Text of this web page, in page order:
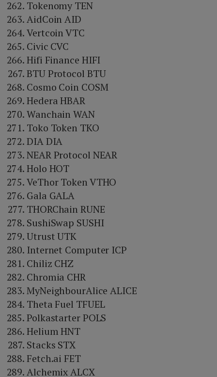
Tokenomy TEN
AidCoin AID
Vertcoin VTC
Civic CVC
Hifi Finance HIFI
BTU Protocol BTU
Cosmo Coin COSM
Hedera HBAR
Wanchain WAN
Toko Token TKO
DIA DIA
NEAR Protocol NEAR
Holo HOT
VeThor Token VTHO
Gala GALA
THORChain RUNE
SushiSwap SUSHI
Utrust UTK
Internet Computer ICP
Chiliz CHZ
Chromia CHR
MyNeighbourAlice ALICE
Theta Fuel TFUEL
Polkastarter POLS
Helium HNT
Stacks STX
Fetch.ai FET
Alchemix ALCX